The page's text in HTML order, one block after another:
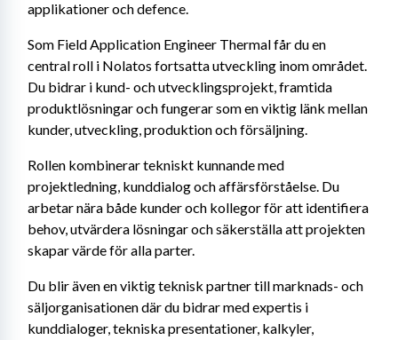
applikationer och defence.
Som Field Application Engineer Thermalfår du en
central roll i Nolatos fortsatta utveckling inom området.
Du bidrar i kund- och utvecklingsprojekt, framtida
produktlösningar och fungerar som en viktig länk mellan
kunder, utveckling, produktion och försäljning.
Rollen kombinerar tekniskt kunnande med
projektledning, kunddialog och affärsförståelse. Du
arbetar nära både kunder och kollegor för att identifiera
behov, utvärdera lösningar och säkerställa att projekten
skapar värde för alla parter.
Du blir även en viktig teknisk partner till marknads- och
säljorganisationen där du bidrar med expertis i
kunddialoger, tekniska presentationer, kalkyler,